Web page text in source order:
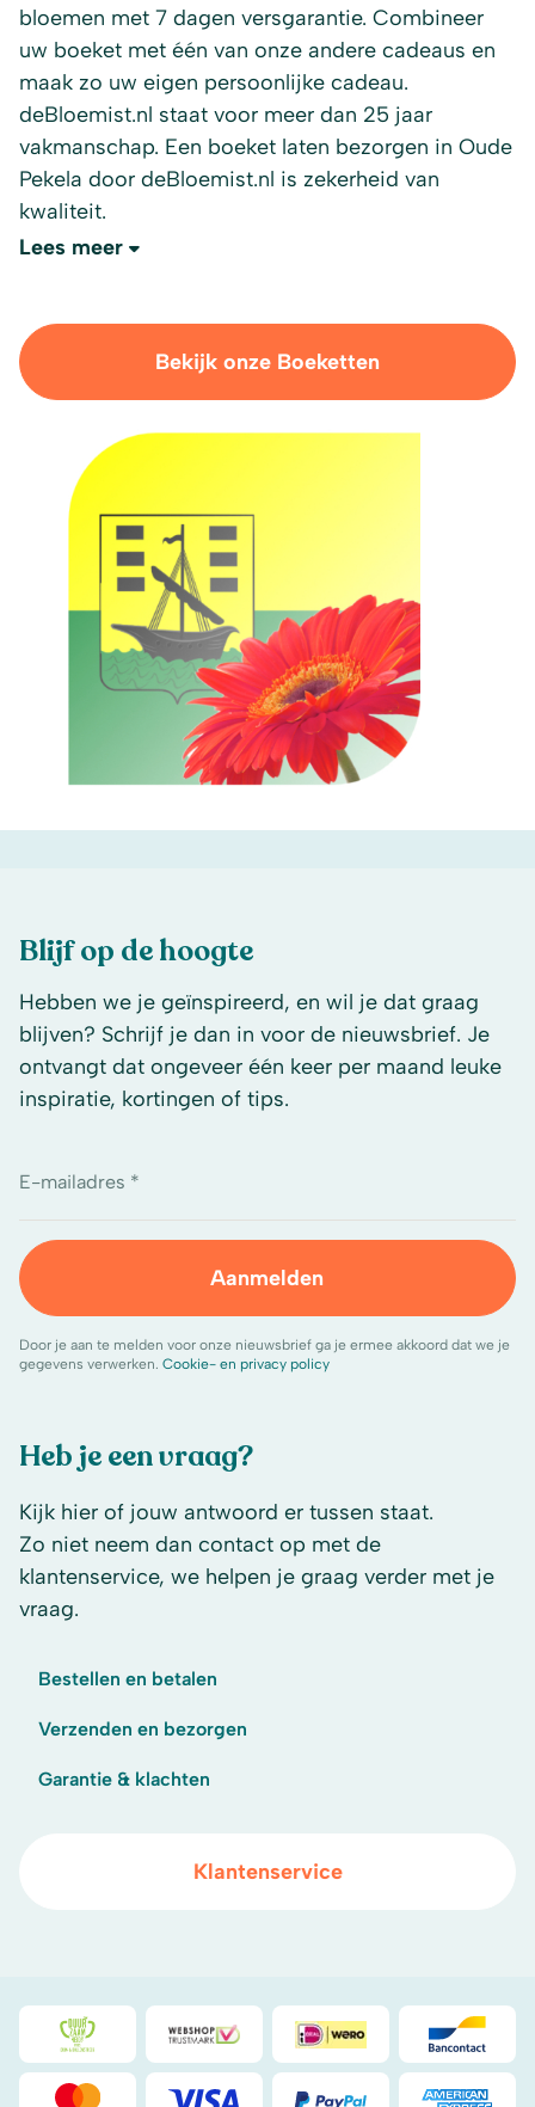
bloemen met 7 dagen versgarantie. Combineer
uw boeket met één van onze andere cadeaus en
maak zo uw eigen persoonlijke cadeau.
deBloemist.nl staat voor meer dan 25 jaar
vakmanschap. Een boeket laten bezorgen in Oude
Pekela door deBloemist.nl is zekerheid van
kwaliteit.
Lees meer
Bekijk onze Boeketten
Heb je een vraag?
Kijk hier of jouw antwoord er tussen staat.
Zo niet neem dan contact op met de
klantenservice, we helpen je graag verder met je
vraag.
Bestellen en betalen
Verzenden en bezorgen
Garantie & klachten
Klantenservice
Blijf op de hoogte
Hebben we je geïnspireerd, en wil je dat graag
blijven? Schrijf je dan in voor de nieuwsbrief. Je
ontvangt dat ongeveer één keer per maand leuke
inspiratie, kortingen of tips.
E-mailadres *
Aanmelden
Door je aan te melden voor onze nieuwsbrief ga je ermee akkoord dat we je
gegevens verwerken. Cookie- en privacy policy
Duurzaamheidsprijs duin- & bollenstreek
WebwinkelKeuriDeal